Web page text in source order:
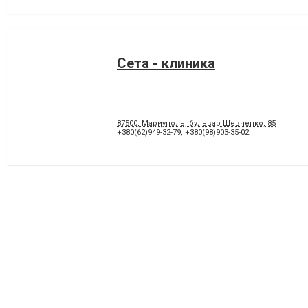
Сета - клиника
87500, Мариуполь, бульвар Шевченко, 85
+380(62)949-32-79, +380(98)903-35-02